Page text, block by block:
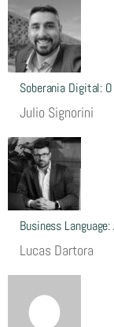
Soberania Digital:
Julio Signorini
Business
Lucas Dartora